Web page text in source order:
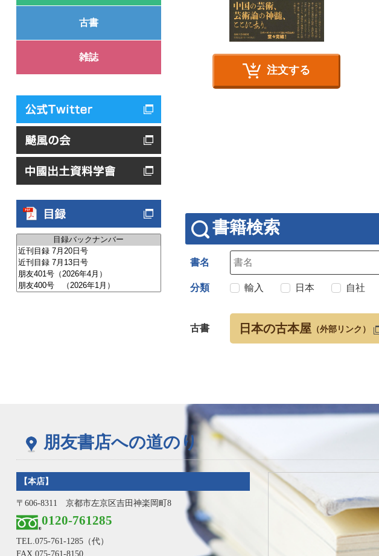
古書
雑誌
注文する
書籍検索
書名
分類 輸入 日本 自社
古書 日本の古本屋 （外部リンク）
朋友書店への道のり
【本店】
〒606-8311 京都市左京区吉田神楽岡町8
0120-761285
TEL. 075-761-1285（代）
FAX.075-761-8150